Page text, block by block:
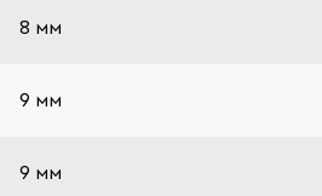
8 мм
9 мм
9 мм